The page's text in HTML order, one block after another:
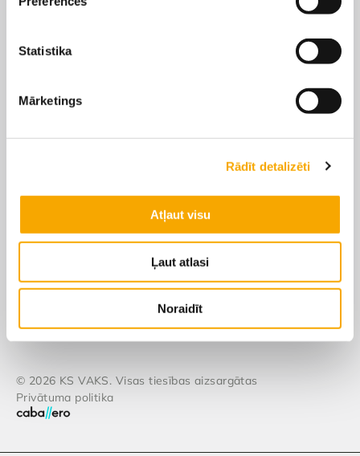
Statistika
Mārketings
Rādīt detalizēti
Atļaut visu
Ļaut atlasi
Noraidīt
Filiāles
Pirkšanas un atgriešanas
Apmaksa
© 2026 KS VAKS. Visas tiesības aizsargātas
Privātuma politika